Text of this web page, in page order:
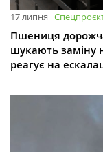
17 липня
Пшениця
шукають заміну
реагує на